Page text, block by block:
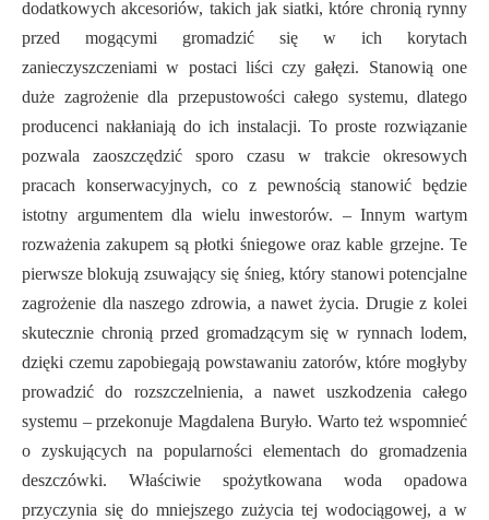
dodatkowych akcesoriów, takich jak siatki, które chronią rynny
przed mogącymi gromadzić się w ich korytach
zanieczyszczeniami w postaci liści czy gałęzi. Stanowią one
duże zagrożenie dla przepustowości całego systemu, dlatego
producenci nakłaniają do ich instalacji. To proste rozwiązanie
pozwala zaoszczędzić sporo czasu w trakcie okresowych
pracach konserwacyjnych, co z pewnością stanowić będzie
istotny argumentem dla wielu inwestorów. – Innym wartym
rozważenia zakupem są płotki śniegowe oraz kable grzejne. Te
pierwsze blokują zsuwający się śnieg, który stanowi potencjalne
zagrożenie dla naszego zdrowia, a nawet życia. Drugie z kolei
skutecznie chronią przed gromadzącym się w rynnach lodem,
dzięki czemu zapobiegają powstawaniu zatorów, które mogłyby
prowadzić do rozszczelnienia, a nawet uszkodzenia całego
systemu – przekonuje Magdalena Buryło. Warto też wspomnieć
o zyskujących na popularności elementach do gromadzenia
deszczówki. Właściwie spożytkowana woda opadowa
przyczynia się do mniejszego zużycia tej wodociągowej, a w